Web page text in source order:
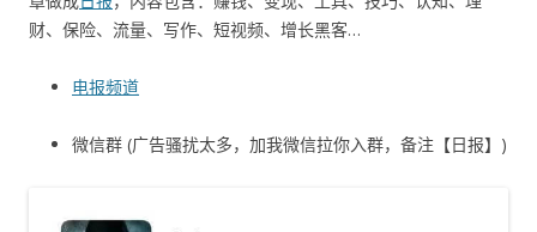
财、保险、流量、写作、短视频、增长黑客…
电报频道
微信群 (广告骚扰太多，加我微信拉你入群，备注【日报】)